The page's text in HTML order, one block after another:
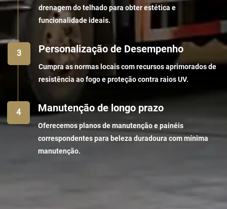
drenagem do telhado para obter estética e
funcionalidade ideais.
Personalização de Desempenho
Cumpra as normas locais com recursos aprimorados de
resistência ao fogo e proteção contra raios UV.
Manutenção de longo prazo
Oferecemos planos de manutenção e painéis
correspondentes para beleza duradoura com mínima
manutenção.